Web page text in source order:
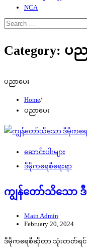
NCA
Search
for:
Category: ပည
ပညာပေး
Home
ပညာပေး
ဆောင်းပါးများ
ဒီမိုကရေစီရေးရာ
ကျွန်တော်သိသော
Main Admin
February 20, 2024
ဒီမိုကရေစီဆိုတာ သုံးတတ်ရင်